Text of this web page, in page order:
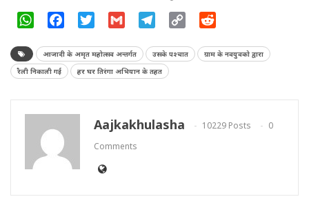
WhatsAppFacebookTwitter Gmail Telegram
Copy
आजादी के अमृत महोत्सव अन्तर्गत उसके पश्चात
ग्राम के नवयुवको द्वारा
रैली निकाली गई
हर घर तिरंगा अभियान के तहत
Aajkakhulasha 10229 Posts
0
Comments